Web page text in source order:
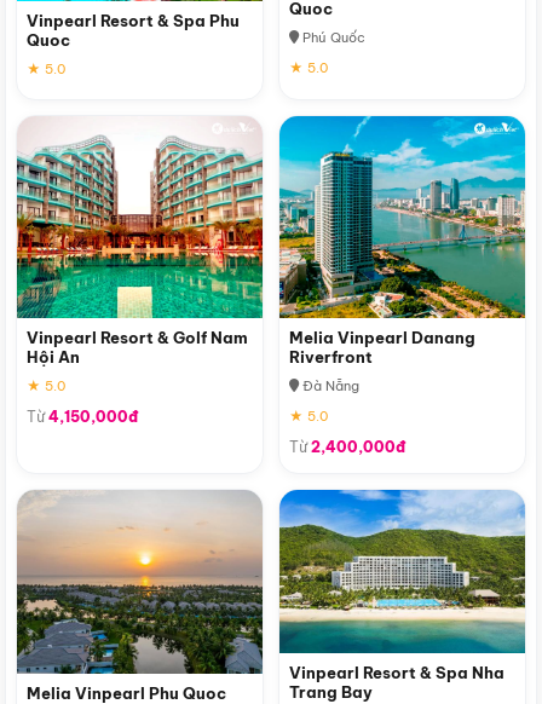
Vinpearl Resort & Spa Phu
Quoc
★ 5.0
Quoc
Phú Quốc
★ 5.0
Vinpearl Resort & Golf Nam
Hội An
★ 5.0
Từ4,150,000đ
Melia Vinpearl Danang
Riverfront
Đà Nẵng
★ 5.0
Từ2,400,000đ
Melia Vinpearl Phu Quoc
Vinpearl Resort & Spa Nha
Trang Bay